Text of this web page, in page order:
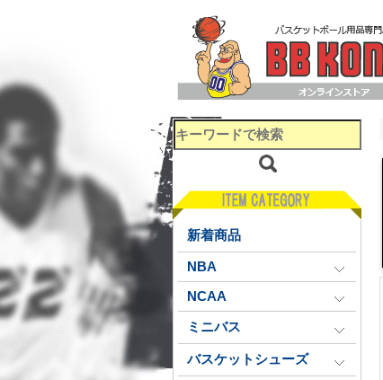
新着商品
NBA
NCAA
ミニバス
バスケットシューズ